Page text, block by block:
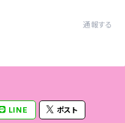
通報する
LINE ポスト